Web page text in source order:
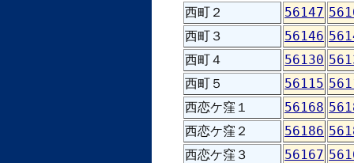
西町２
56147
西町３
56146
西町４
56130
西町５
56115
西恋ケ窪１
56168
西恋ケ窪２
56186
西恋ケ窪３
56167